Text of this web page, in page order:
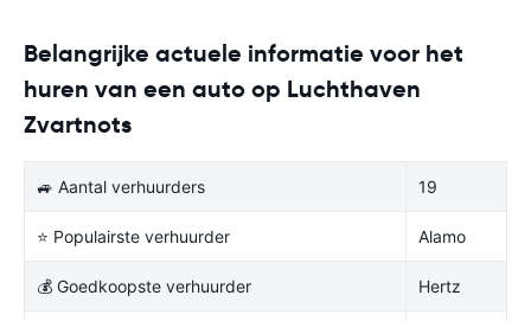
Belangrijke actuele informatie voor het
huren van een auto op Luchthaven
Zvartnots
🚙 Aantal verhuurders 19
⭐ Populairste verhuurder Alamo
💰 Goedkoopste verhuurder Hertz